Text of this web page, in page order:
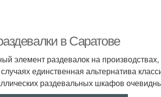
в Саратове
раздевалок на производствах,
единственная альтернатива
раздевальных шкафов